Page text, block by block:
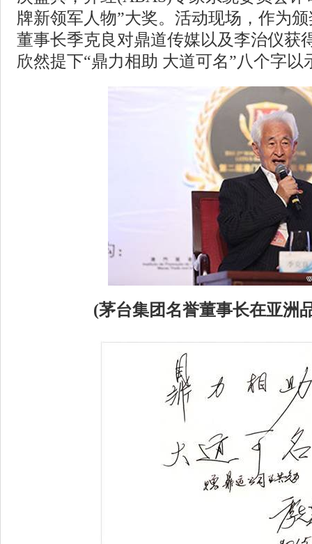
牌新领军人物”大奖。活动现场，作为
董事长季克良对鼎道传媒以及李治仪获
欣然提下“鼎力相助 大道可名”八个字以
(茅台集团名誉董事长在亚洲